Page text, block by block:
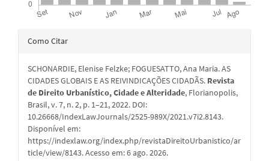
Detalhes
artigo
Como Citar
SCHONARDIE, Elenise Felzke; FOGUESATTO, Ana Maria. AS
CIDADES GLOBAIS E AS REIVINDICAÇÕES CIDADÃS. Revista
de Direito Urbanístico, Cidade e Alteridade, Florianopolis,
Brasil, v. 7, n. 2, p. 1–21, 2022. DOI:
10.26668/IndexLawJournals/2525-989X/2021.v7i2.8143.
Disponível em:
https://indexlaw.org/index.php/revistaDireitoUrbanistico/ar
ticle/view/8143. Acesso em: 6 ago. 2026.